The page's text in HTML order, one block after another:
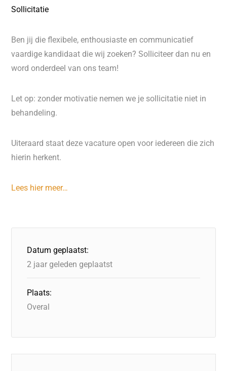
Sollicitatie
Ben jij die flexibele, enthousiaste en communicatief
vaardige kandidaat die wij zoeken? Solliciteer dan nu en
word onderdeel van ons team!
Let op: zonder motivatie nemen we je sollicitatie niet in
behandeling.
Uiteraard staat deze vacature open voor iedereen die zich
hierin herkent.
Lees hier meer…
Datum geplaatst:
2 jaar geleden geplaatst
Plaats:
Overal